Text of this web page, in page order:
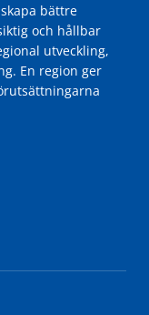
bättre
och hållbar
utveckling,
En region ger